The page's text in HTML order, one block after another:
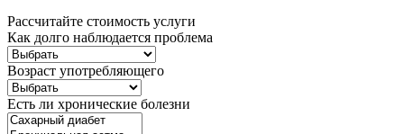
Рассчитайте стоимость услуги
Как долго наблюдается проблема
Возраст употребляющего
Есть ли хронические болезни